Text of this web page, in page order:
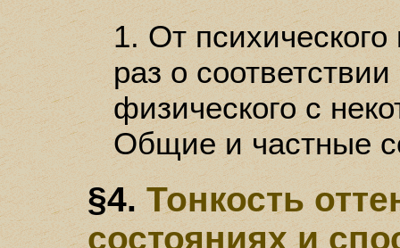
1. От
раз о
физического с
Общие и частные
§4.Тонкость
состояниях и